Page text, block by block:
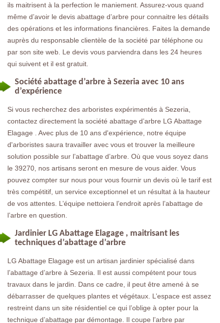
ils maitrisent à la perfection le maniement. Assurez-vous quand
même d’avoir le devis abattage d’arbre pour connaitre les détails
des opérations et les informations financières. Faites la demande
auprès du responsable clientèle de la société par téléphone ou
par son site web. Le devis vous parviendra dans les 24 heures
qui suivent et il est gratuit.
Société abattage d’arbre à Sezeria avec 10 ans
d’expérience
Si vous recherchez des arboristes expérimentés à Sezeria,
contactez directement la société abattage d’arbre LG Abattage
Elagage . Avec plus de 10 ans d'expérience, notre équipe
d'arboristes saura travailler avec vous et trouver la meilleure
solution possible sur l’abattage d’arbre. Où que vous soyez dans
le 39270, nos artisans seront en mesure de vous aider. Vous
pouvez compter sur nous pour vous fournir un devis où le tarif est
très compétitif, un service exceptionnel et un résultat à la hauteur
de vos attentes. L’équipe nettoiera l’endroit après l’abattage de
l’arbre en question.
Jardinier LG Abattage Elagage , maitrisant les
techniques d’abattage d’arbre
LG Abattage Elagage est un artisan jardinier spécialisé dans
l’abattage d’arbre à Sezeria. Il est aussi compétent pour tous
travaux dans le jardin. Dans ce cadre, il peut être amené à se
débarrasser de quelques plantes et végétaux. L’espace est assez
restreint dans un site résidentiel ce qui l’oblige à opter pour la
technique d’abattage par démontage. Il coupe l’arbre par